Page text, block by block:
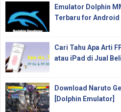
Emulator Dolphin
Terbaru for Android
Cari Tahu Apa Arti
atau iPad di Jual Beli
Download Naruto
[Dolphin Emulator]